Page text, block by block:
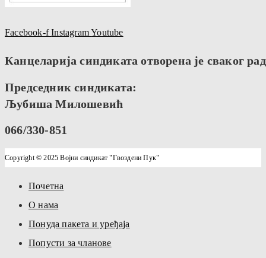
Facebook-f InstagramYoutube
Канцеларија синдиката отворена је сваког
Председник синдиката:
Љубиша Милошевић
066/330-851
Copyright © 2025 Војни синдикат "Гвоздени Пук"
Почетна
О нама
Понуда пакета и уређаја
Попусти за чланове